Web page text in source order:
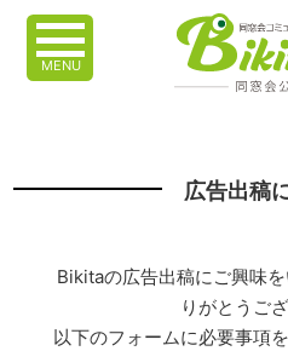
MENU
広告出稿
Bikitaの広告出稿にご興味
りがとうご
以下のフォームに必要事項